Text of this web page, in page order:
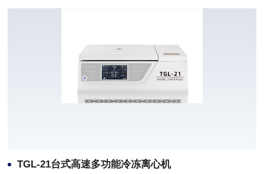
TGL-21台式高速多功能冷冻离心机